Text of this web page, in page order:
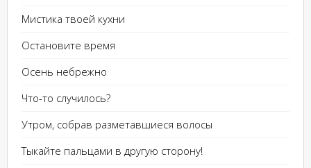
Мистика твоей кухни
Остановите время
Осень небрежно
Что-то случилось?
Утром, собрав разметавшиеся волосы
Тыкайте пальцами в другую сторону!